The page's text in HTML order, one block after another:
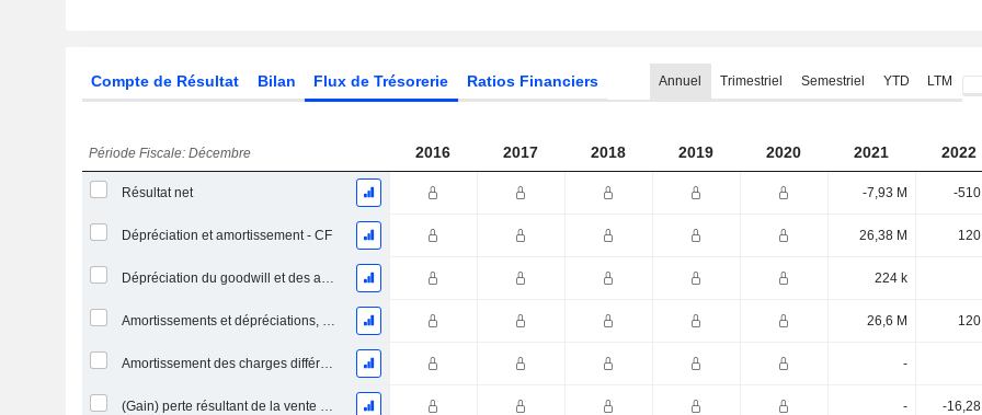
Compte de Résultat Bilan Flux de Trésorerie Ratios Financiers Annuel Trimestriel Semestriel YTD LTM
Période Fiscale: Décembre 2016 2017 2018 2019 2020 2021 2022
Résultat net -7,93 M -510
Dépréciation et amortissement - CF 26,38 M 120
Dépréciation du goodwill et des actifs intangibles 224 k
Amortissements et dépréciations, Total 26,6 M 120
Amortissement des charges différées, Total - (CF) -
(Gain) perte résultant de la vente d'un actif - -16,28